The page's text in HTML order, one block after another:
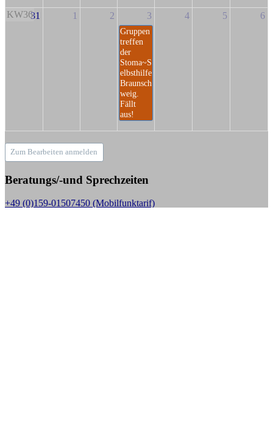
KW3631 1 2 3
Gruppen
treffen
der
Stoma~S
elbsthilfe
Braunsch
weig.
Fällt
aus!
4 5 6
Zum Bearbeiten anmelden
Beratungs/-und Sprechzeiten
+49 (0)159-01507450 (Mobilfunktarif)